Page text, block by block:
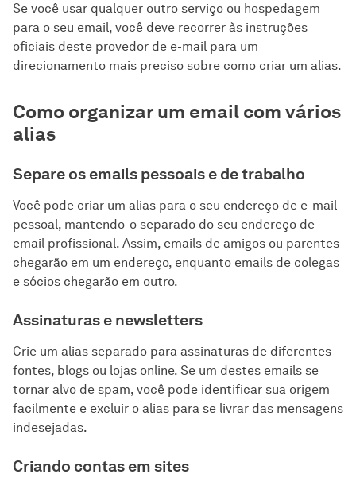
Se você usar qualquer outro serviço ou hospedagem
para o seu email, você deve recorrer às instruções
oficiais deste provedor de e-mail para um
direcionamento mais preciso sobre como criar um alias.
Como organizar um email com vários
alias
Separe os emails pessoais e de trabalho
Você pode criar um alias para o seu endereço de e-mail
pessoal, mantendo-o separado do seu endereço de
email profissional. Assim, emails de amigos ou parentes
chegarão em um endereço, enquanto emails de colegas
e sócios chegarão em outro.
Assinaturas e newsletters
Crie um alias separado para assinaturas de diferentes
fontes, blogs ou lojas online. Se um destes emails se
tornar alvo de spam, você pode identificar sua origem
facilmente e excluir o alias para se livrar das mensagens
indesejadas.
Criando contas em sites